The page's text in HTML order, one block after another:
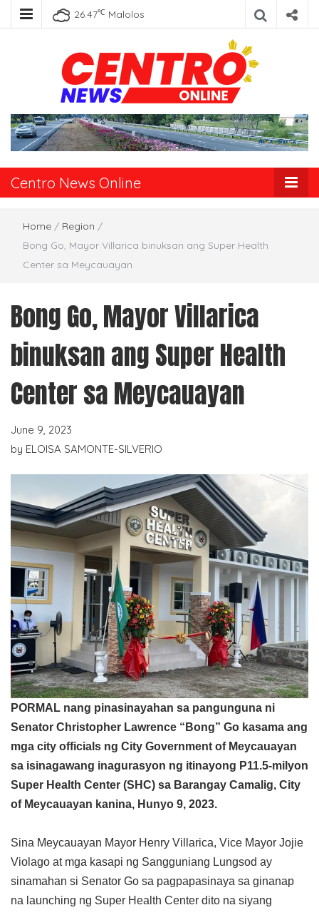
26.47℃ Malolos
Centro News
Online
Centro News Online
Home / Region /
Bong Go, Mayor Villarica binuksan ang Super Health
Center sa Meycauayan
Bong Go, Mayor Villarica
binuksan ang Super Health
Center sa Meycauayan
June 9, 2023
by ELOISA SAMONTE-SILVERIO
PORMAL nang pinasinayahan sa pangunguna ni
Senator Christopher Lawrence “Bong” Go kasama ang
mga city officials ng City Government of Meycauayan
sa isinagawang inagurasyon ng itinayong P11.5-milyon
Super Health Center (SHC) sa Barangay Camalig, City
of Meycauayan kanina, Hunyo 9, 2023.
Sina Meycauayan Mayor Henry Villarica, Vice Mayor Jojie
Violago at mga kasapi ng Sangguniang Lungsod ay
sinamahan si Senator Go sa pagpapasinaya sa ginanap
na launching ng Super Health Center dito na siyang